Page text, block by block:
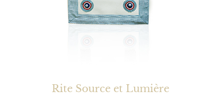
Rite Source et Lumière